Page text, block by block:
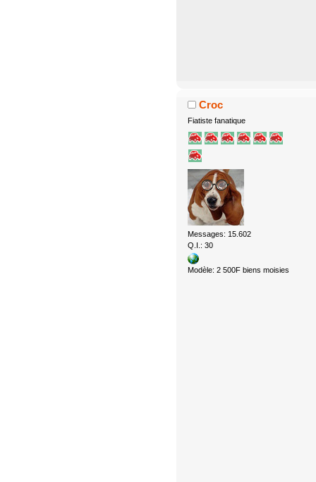
Croc
Fiatiste fanatique
Messages: 15.602
Q.I.: 30
Modèle: 2 500F biens moisies